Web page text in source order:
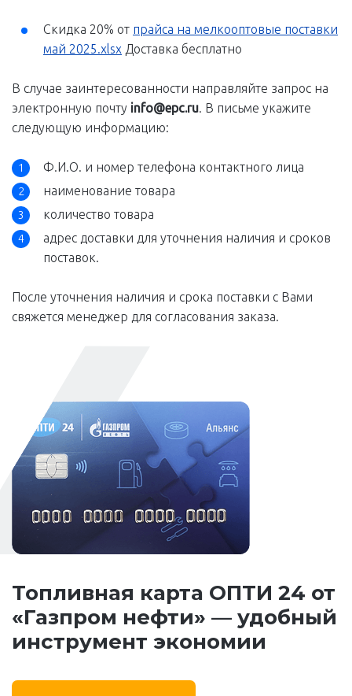
Cкидка 20% от прайса на мелкооптовые поставки
май 2025.xlsx Доставка бесплатно
В случае заинтересованности направляйте запрос на
электронную почту info@epc.ru. В письме укажите
следующую информацию:
Ф.И.О. и номер телефона контактного лица
наименование товара
количество товара
адрес доставки для уточнения наличия и сроков
поставок.
После уточнения наличия и срока поставки с Вами
свяжется менеджер для согласования заказа.
Топливная карта ОПТИ 24 от
«Газпром нефти» — удобный
инструмент экономии